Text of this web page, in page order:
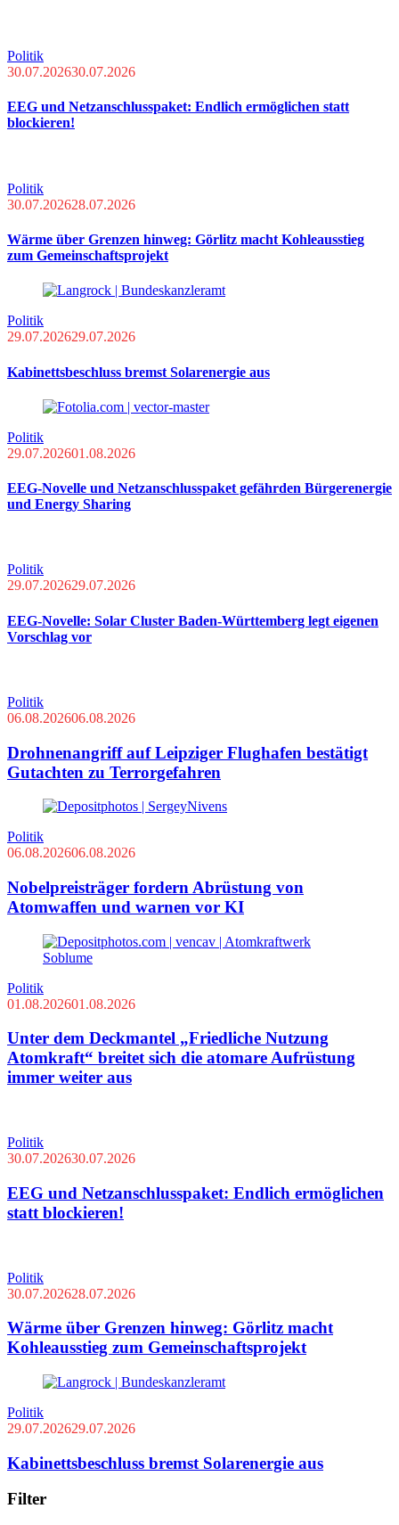
Politik
30.07.202630.07.2026
EEG und Netzanschlusspaket: Endlich ermöglichen statt
blockieren!
Politik
30.07.202628.07.2026
Wärme über Grenzen hinweg: Görlitz macht Kohleausstieg
zum Gemeinschaftsprojekt
Politik
29.07.202629.07.2026
Kabinettsbeschluss bremst Solarenergie aus
Politik
29.07.202601.08.2026
EEG-Novelle und Netzanschlusspaket gefährden Bürgerenergie
und Energy Sharing
Politik
29.07.202629.07.2026
EEG-Novelle: Solar Cluster Baden-Württemberg legt eigenen
Vorschlag vor
Politik
06.08.202606.08.2026
Drohnenangriff auf Leipziger Flughafen bestätigt
Gutachten zu Terrorgefahren
Politik
06.08.202606.08.2026
Nobelpreisträger fordern Abrüstung von
Atomwaffen und warnen vor KI
Politik
01.08.202601.08.2026
Unter dem Deckmantel „Friedliche Nutzung
Atomkraft“ breitet sich die atomare Aufrüstung
immer weiter aus
Politik
30.07.202630.07.2026
EEG und Netzanschlusspaket: Endlich ermöglichen
statt blockieren!
Politik
30.07.202628.07.2026
Wärme über Grenzen hinweg: Görlitz macht
Kohleausstieg zum Gemeinschaftsprojekt
Politik
29.07.202629.07.2026
Kabinettsbeschluss bremst Solarenergie aus
Filter